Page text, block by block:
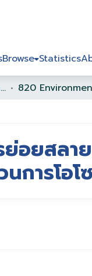
Browse Statistics
Faculty of Environmental Management
อยสลา
การโอโ